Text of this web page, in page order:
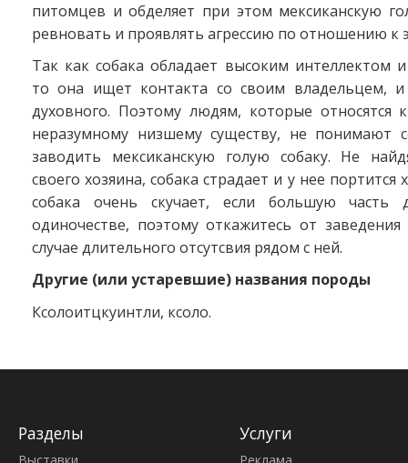
питомцев и обделяет при этом мексиканскую
ревновать и проявлять агрессию по отношению к
Так как собака обладает высоким интеллектом
то она ищет контакта со своим владельцем, и
духовного. Поэтому людям, которые относятся
неразумному низшему существу, не понимают
заводить мексиканскую голую собаку. Не
своего хозяина, собака страдает и у нее портится
собака очень скучает, если большую часть
одиночестве, поэтому откажитесь от
случае длительного отсутсвия рядом с ней.
Другие (или устаревшие) названия породы
Ксолоитцкуинтли, ксоло.
Разделы Услуги